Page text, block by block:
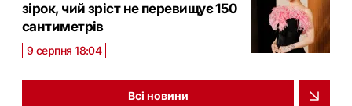
зірок, чий зріст не перевищує 150
сантиметрів
9 серпня 18:04
Всі новини